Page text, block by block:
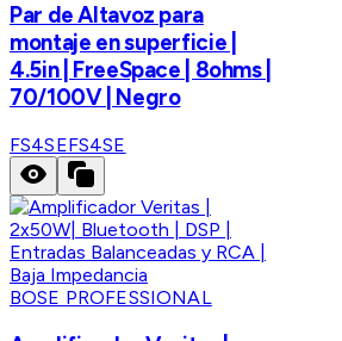
Par de Altavoz para
montaje en superficie |
4.5in | FreeSpace | 8ohms |
70/100V | Negro
FS4SEFS4SE
BOSE PROFESSIONAL